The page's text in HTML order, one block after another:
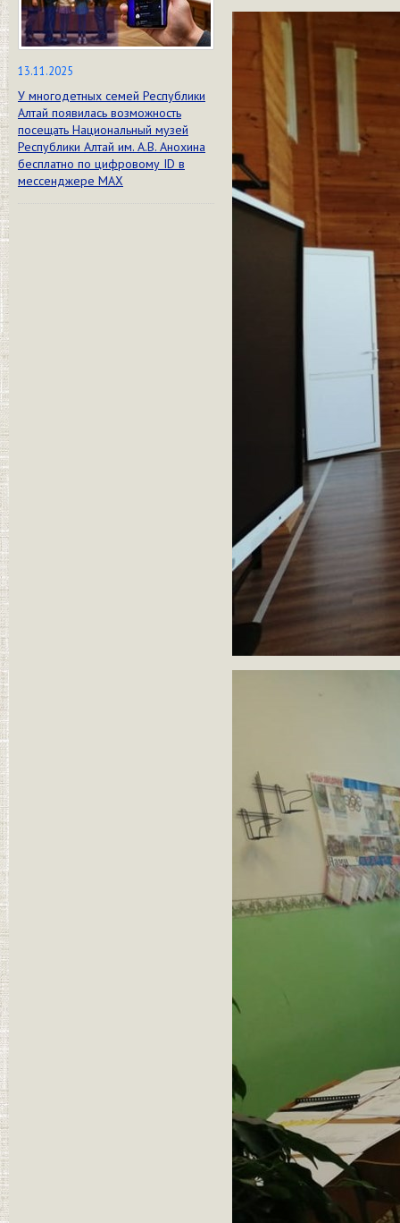
13.11.2025
У многодетных семей Республики
Алтай появилась возможность
посещать Национальный музей
Республики Алтай им. А.В. Анохина
бесплатно по цифровому ID в
мессенджере МАХ